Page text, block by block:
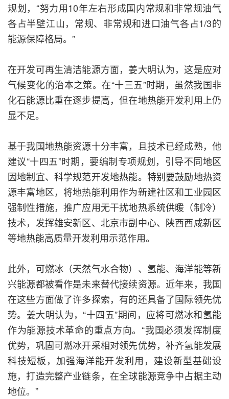
规划，“努力用10年左右形成国内常规和非常规油气
各占半壁江山，常规、非常规和进口油气各占1/3的
能源保障格局。”
在开发可再生清洁能源方面，姜大明认为，这是应对
气候变化的治本之策。在“十三五”时期，虽然我国非
化石能源比重在逐步提高，但在地热能开发利用上仍
显不足。
基于我国地热能资源十分丰富，且技术已经成熟，他
建议“十四五”时期，要编制专项规划，引导不同地区
因地制宜、科学规范开发地热能。特别要鼓励地热资
源丰富地区，将地热能利用作为新建社区和工业园区
强制性措施，推广应用无干扰地热系统供暖（制冷）
技术，发挥雄安新区、北京市副中心、陕西西咸新区
等地热能高质量开发利用示范作用。
此外，可燃冰（天然气水合物）、氢能、海洋能等新
兴能源都被看作是未来替代接续资源。近年来，我国
在这些方面做了许多探索，有的还具备了国际领先优
势。姜大明认为，“十四五”期间，应将可燃冰和氢能
作为能源技术革命的重点方向。“我国必须发挥制度
优势，巩固可燃冰开采相对领先优势，补齐氢能发展
科技短板，加强海洋能开发利用，建设新型基础设
施，打造完整产业链条，在全球能源竞争中占据主动
地位。”